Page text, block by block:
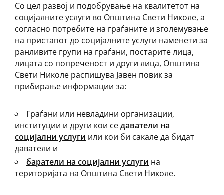
Со цел развој и подобрување на квалитетот на
социјалните услуги во Општина Свети Николе, а
согласно потребите на граѓаните и зголемување
на пристапот до социјалните услуги наменети за
ранливите групи на граѓани, постарите лица,
лицата со попреченост и други лица, Општина
Свети Николе распишува Јавен повик за
прибирање информации за:
Граѓани или невладини организации,
институции и други кои седаватели на
социјални услуги или кои би сакале да бидат
даватели и
баратели на социјални услуги на
територијата на Општина Свети Николе.